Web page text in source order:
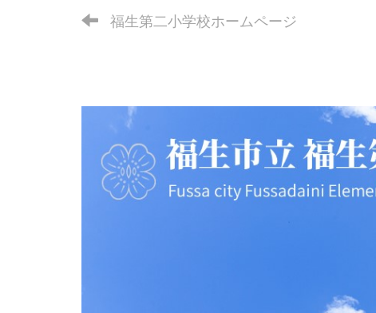
福生第二小学校ホームページ